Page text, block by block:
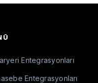
Entegrasyonları
Entegrasyonları